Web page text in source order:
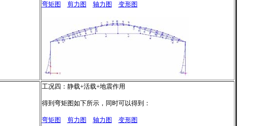
弯矩图 剪力图 轴力图 变形图
工况四：静载+活载+地震作用
得到弯矩图如下所示，同时可以得到：
弯矩图 剪力图 轴力图 变形图